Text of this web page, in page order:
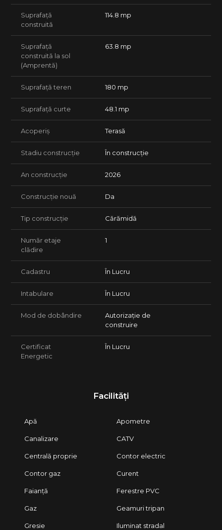
Suprafață
construită
114.8 mp
Suprafață
construită la sol
(Amprentă)
63.8 mp
Suprafață teren 180 mp
Suprafață curte 48.1 mp
Acoperiș Terasă
Stadiu construcție În construcție
An construcție 2026
Construcție nouă Da
Tip construcție Cărămidă
Număr etaje
clădire
1
Cadastru În Lucru
Intabulare În Lucru
Mod de dobândire
Autorizație de
construire
Certificat
Energetic
În Lucru
Facilități
Apă Apometre
Canalizare CATV
Centrală proprie Contor electric
Contor gaz Curent
Faianță Ferestre PVC
Gaz Geamuri tripan
Gresie Iluminat stradal